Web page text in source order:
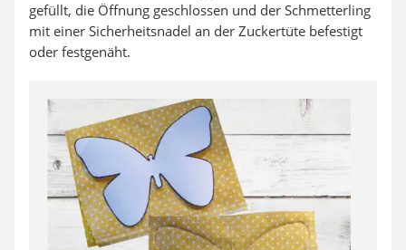
gefüllt, die Öffnung geschlossen und der Schmetterling
mit einer Sicherheitsnadel an der Zuckertüte befestigt
oder festgenäht.